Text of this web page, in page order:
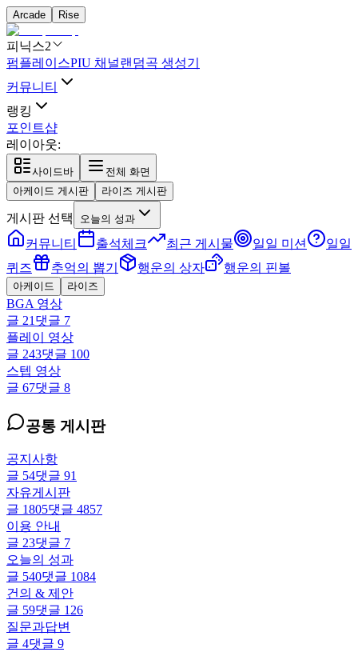
Arcade Rise
피닉스2
펌플레이스PIU 채널랜덤곡 생성기
커뮤니티
랭킹
포인트샵
레이아웃:
사이드바
전체 화면
아케이드 게시판
라이즈 게시판
게시판 선택 오늘의 성과
커뮤니티 출석체크 최근 게시물 일일 미션
일일
퀴즈
추억의 뽑기 행운의 상자 행운의 핀볼
아케이드 라이즈
BGA 영상
글 21 댓글 7
플레이 영상
글 243댓글 100
스텝 영상
글 67댓글 8
공통 게시판
공지사항
글 54댓글 91
자유게시판
글 1805댓글 4857
이용 안내
글 23댓글 7
오늘의 성과
글 540댓글 1084
건의 & 제안
글 59댓글 126
질문과답변
글 4댓글 9